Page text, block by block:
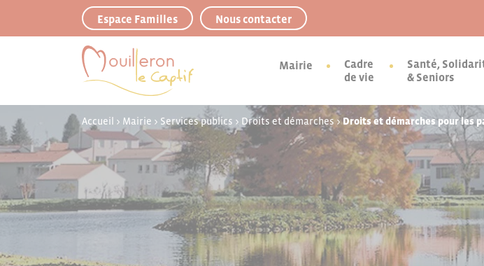
Espace Familles Nous contacter
Mairie
Cadre
de vie
Santé,
& Seniors
Accueil > Mairie > Services publics > Droits et démarches >Droits et démarches pour les
Panneau de gestion des cookies